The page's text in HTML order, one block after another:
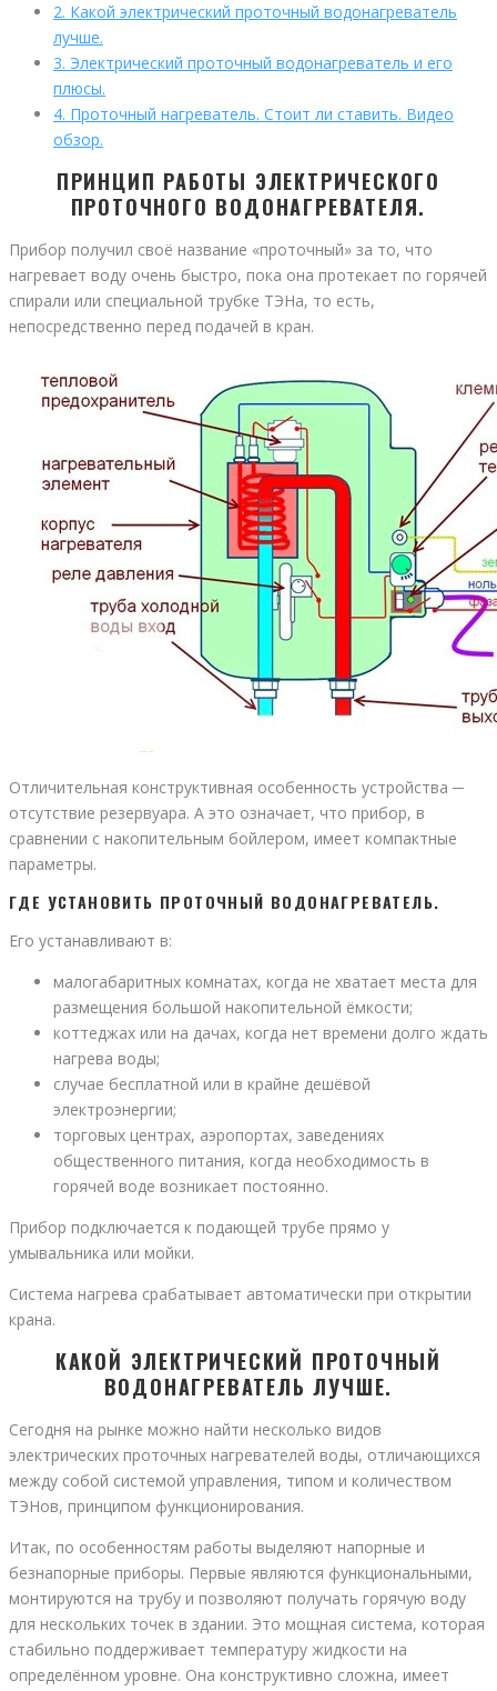
2. Какой электрический проточный водонагреватель
лучше.
3. Электрический проточный водонагреватель и его
плюсы.
4. Проточный нагреватель. Стоит ли ставить. Видео
обзор.
ПРИНЦИП РАБОТЫ ЭЛЕКТРИЧЕСКОГО
ПРОТОЧНОГО ВОДОНАГРЕВАТЕЛЯ.
Прибор получил своё название «проточный» за то, что
нагревает воду очень быстро, пока она протекает по горячей
спирали или специальной трубке ТЭНа, то есть,
непосредственно перед подачей в кран.
Отличительная конструктивная особенность устройства ─
отсутствие резервуара. А это означает, что прибор, в
сравнении с накопительным бойлером, имеет компактные
параметры.
ГДЕ УСТАНОВИТЬ ПРОТОЧНЫЙ ВОДОНАГРЕВАТЕЛЬ.
Его устанавливают в:
малогабаритных комнатах, когда не хватает места для
размещения большой накопительной ёмкости;
коттеджах или на дачах, когда нет времени долго ждать
нагрева воды;
случае бесплатной или в крайне дешёвой
электроэнергии;
торговых центрах, аэропортах, заведениях
общественного питания, когда необходимость в
горячей воде возникает постоянно.
Прибор подключается к подающей трубе прямо у
умывальника или мойки.
Система нагрева срабатывает автоматически при открытии
крана.
КАКОЙ ЭЛЕКТРИЧЕСКИЙ ПРОТОЧНЫЙ
ВОДОНАГРЕВАТЕЛЬ ЛУЧШЕ.
Сегодня на рынке можно найти несколько видов
электрических проточных нагревателей воды, отличающихся
между собой системой управления, типом и количеством
ТЭНов, принципом функционирования.
Итак, по особенностям работы выделяют напорные и
безнапорные приборы. Первые являются функциональными,
монтируются на трубу и позволяют получать горячую воду
для нескольких точек в здании. Это мощная система, которая
стабильно поддерживает температуру жидкости на
определённом уровне. Она конструктивно сложна, имеет